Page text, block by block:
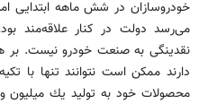
خودروسازان در شش ماهه ابتدایی
می‌رسد دولت در كنار علاقه‌مند
نقدینگی به صنعت خودرو نیست. بر
دارند ممكن است نتوانند تنها با